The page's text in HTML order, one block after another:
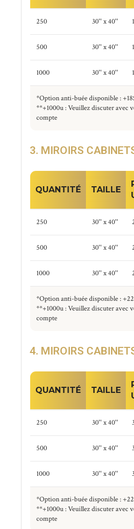
250 30'' x 40''
500 30'' x 40''
1000 30'' x 40''
*Option anti-buée disponible :
**+1000u : Veuillez discuter avec
compte
3. MIROIRS
QUANTITÉ TAILLE
250 30'' x 40''
500 30'' x 40''
1000 30'' x 40''
*Option anti-buée disponible :
**+1000u : Veuillez discuter avec
compte
4. MIROIRS
QUANTITÉ TAILLE
250 30'' x 40''
500 30'' x 40''
1000 30'' x 40''
*Option anti-buée disponible :
**+1000u : Veuillez discuter avec
compte